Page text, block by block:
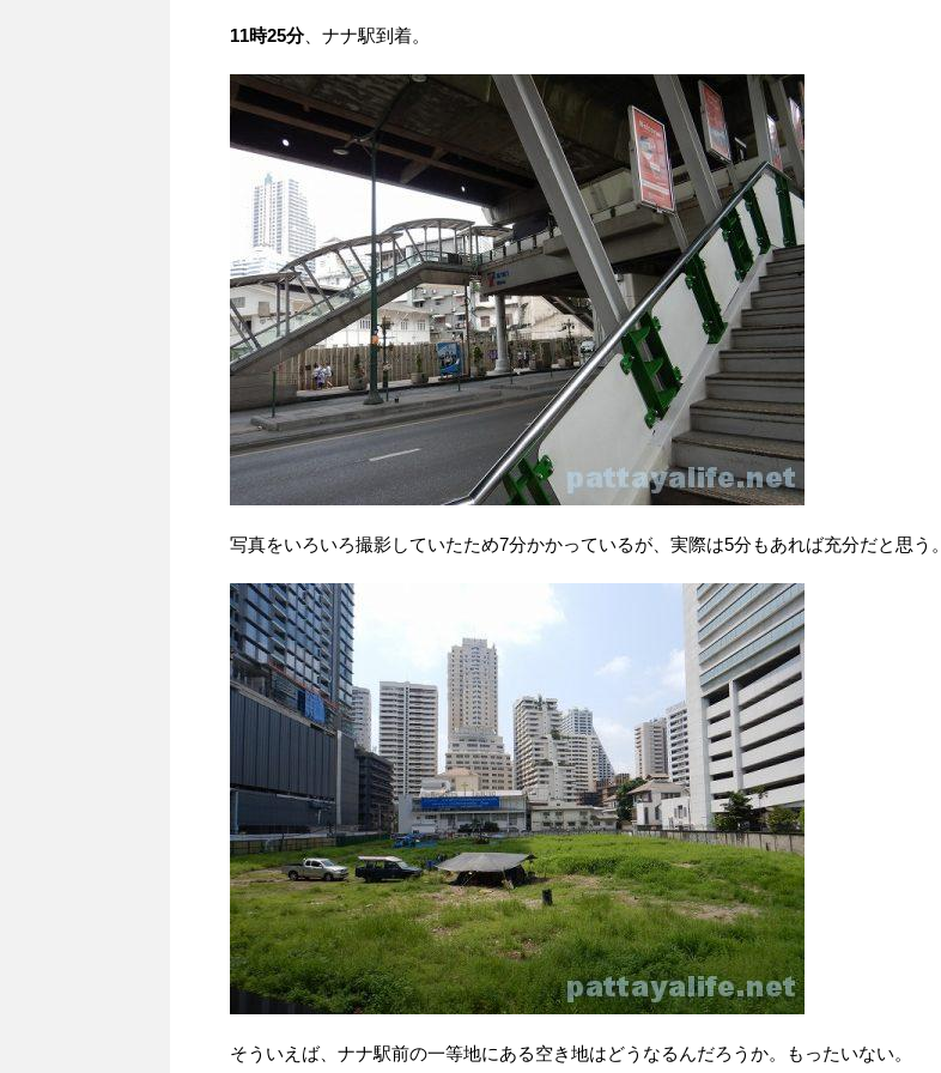
11時25分、ナナ駅到着。
写真をいろいろ撮影していたため7分かかっているが、実際は5分もあれば充分だと思う。
そういえば、ナナ駅前の一等地にある空き地はどうなるんだろうか。もったいない。